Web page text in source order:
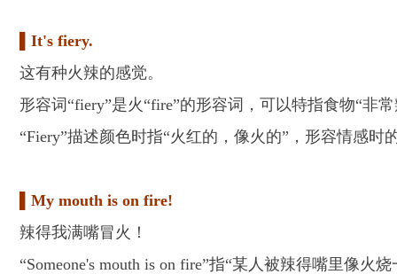
▌It's fiery.
这有种火辣的感觉。
形容词“fiery”是火“fire”的形容词，可以特指食物“非
“Fiery”描述颜色时指“火红的，像火的”，形容情感时
▌My mouth is on fire!
辣得我满嘴冒火！
“Someone's mouth is on fire”指“某人被辣得嘴里像火